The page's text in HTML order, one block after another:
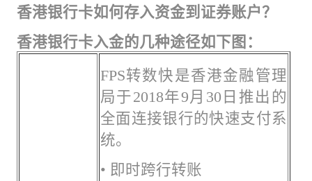
香港银行卡如何存入资金到证券账户？
香港银行卡入金的几种途径如下图：
FPS转数快是香港金融管理
局于2018年9月30日推出的
全面连接银行的快速支付系
统。
• 即时跨行转账